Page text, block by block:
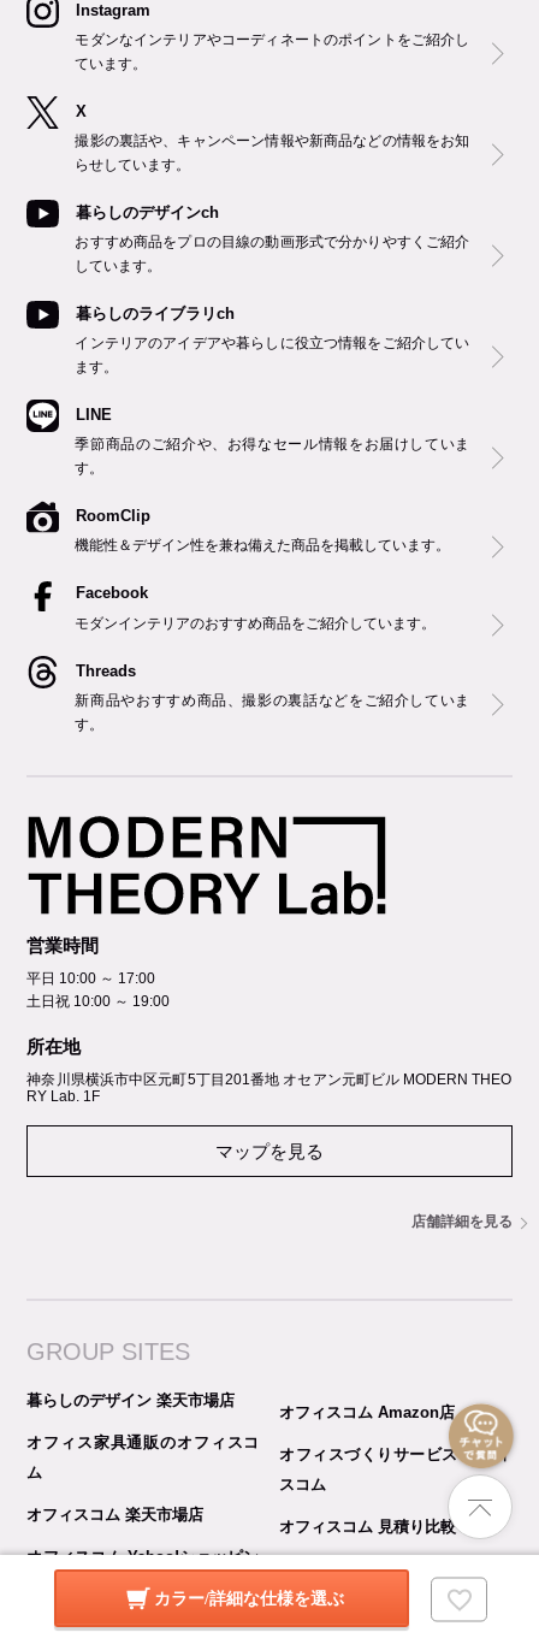
カラー/詳細な仕様を選ぶ
Instagram
モダンなインテリアやコーディネートのポイントをご紹介し
ています。
X
撮影の裏話や、キャンペーン情報や新商品などの情報をお知
らせしています。
暮らしのデザインch
おすすめ商品をプロの目線の動画形式で分かりやすくご紹介
しています。
暮らしのライブラリch
インテリアのアイデアや暮らしに役立つ情報をご紹介してい
ます。
LINE
季節商品のご紹介や、お得なセール情報をお届けしていま
す。
RoomClip
機能性＆デザイン性を兼ね備えた商品を掲載しています。
Facebook
モダンインテリアのおすすめ商品をご紹介しています。
Threads
新商品やおすすめ商品、撮影の裏話などをご紹介していま
す。
営業時間
平日 10:00 ～ 17:00
土日祝 10:00 ～ 19:00
所在地
神奈川県横浜市中区元町5丁⽬201番地 オセアン元町ビル MODERN THEO
RY Lab. 1F
マップを見る
店舗詳細を見る
GROUP SITES
暮らしのデザイン 楽天市場店
オフィス家具通販のオフィスコ
ム
オフィスコム 楽天市場店
オフィスコム Yahoo!ショッピン
オフィスコム Amazon店
オフィスづくりサービス オフィ
スコム
オフィスコム 見積り比較 Pro